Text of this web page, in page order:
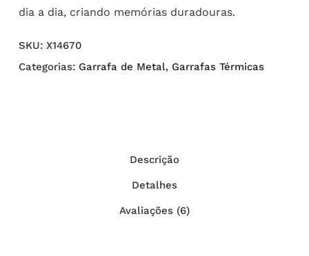
dia a dia, criando memórias duradouras.
SKU: X14670
Categorias: Garrafa de Metal, Garrafas Térmicas
Descrição
Detalhes
Avaliações (6)